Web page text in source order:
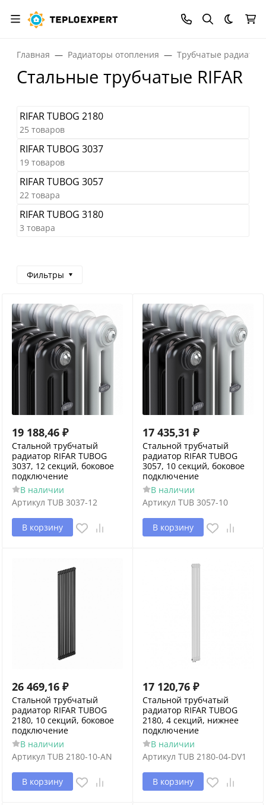
Темная
Главная Радиаторы отопления Трубчатые
Стальные трубчатые RIFAR
RIFAR TUBOG 2180
25 товаров
RIFAR TUBOG 3037
19 товаров
RIFAR TUBOG 3057
22 товара
RIFAR TUBOG 3180
3 товара
Фильтры
19 188,46 ₽
Стальной трубчатый
радиатор RIFAR TUBOG
3037, 12 секций, боковое
подключение
В наличии
Артикул TUB 3037-12
В корзину
17 435,31 ₽
Стальной трубчатый
радиатор RIFAR TUBOG
3057, 10 секций, боковое
подключение
В наличии
Артикул TUB 3057-10
В корзину
26 469,16 ₽
Стальной трубчатый
радиатор RIFAR TUBOG
2180, 10 секций, боковое
подключение
В наличии
Артикул TUB 2180-10-AN
В корзину
17 120,76 ₽
Стальной трубчатый
радиатор RIFAR TUBOG
2180, 4 секций, нижнее
подключение
В наличии
Артикул TUB 2180-04-DV1
В корзину